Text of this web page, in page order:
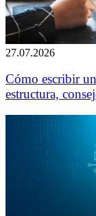
27.07.2026
Cómo escribir
estructura,